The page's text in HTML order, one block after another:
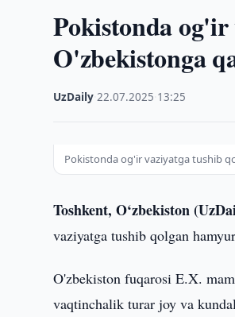
Pokistonda
O'zbekistonga
UzDaily ·22.07.2025 13:25
Pokistonda og'ir vaziyatga tushib
Toshkent, O‘zbekiston
vaziyatga tushib qolgan
O'zbekiston fuqarosi E.X.
vaqtinchalik turar joy va